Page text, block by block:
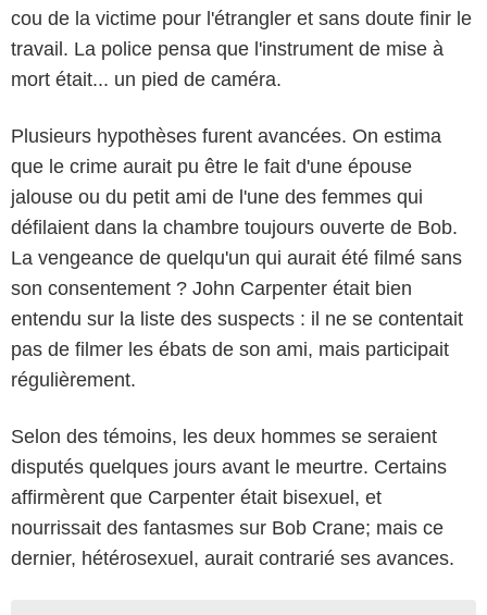
cou de la victime pour l'étrangler et sans doute finir le
travail. La police pensa que l'instrument de mise à
mort était... un pied de caméra.
Plusieurs hypothèses furent avancées. On estima
que le crime aurait pu être le fait d'une épouse
jalouse ou du petit ami de l'une des femmes qui
défilaient dans la chambre toujours ouverte de Bob.
La vengeance de quelqu'un qui aurait été filmé sans
son consentement ? John Carpenter était bien
entendu sur la liste des suspects : il ne se contentait
pas de filmer les ébats de son ami, mais participait
régulièrement.
Selon des témoins, les deux hommes se seraient
disputés quelques jours avant le meurtre. Certains
affirmèrent que Carpenter était bisexuel, et
nourrissait des fantasmes sur Bob Crane; mais ce
dernier, hétérosexuel, aurait contrarié ses avances.